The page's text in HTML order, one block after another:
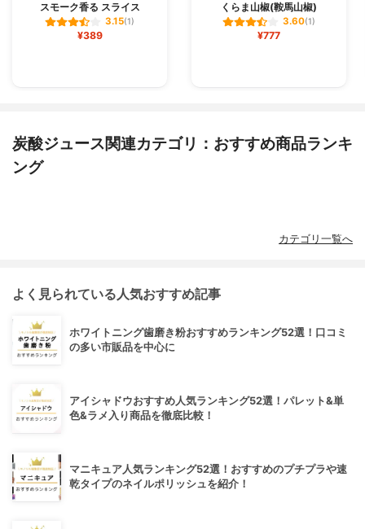
スモーク香る スライス
3.15(1)
¥389
くらま山椒(鞍馬山椒)
3.60(1)
¥777
炭酸ジュース関連カテゴリ：おすすめ商品ランキ
ング
カテゴリ一覧へ
よく見られている人気おすすめ記事
ホワイトニング歯磨き粉おすすめランキング52選！口コミ
の多い市販品を中心に
アイシャドウおすすめ人気ランキング52選！パレット&単
色&ラメ入り商品を徹底比較！
マニキュア人気ランキング52選！おすすめのプチプラや速
乾タイプのネイルポリッシュを紹介！